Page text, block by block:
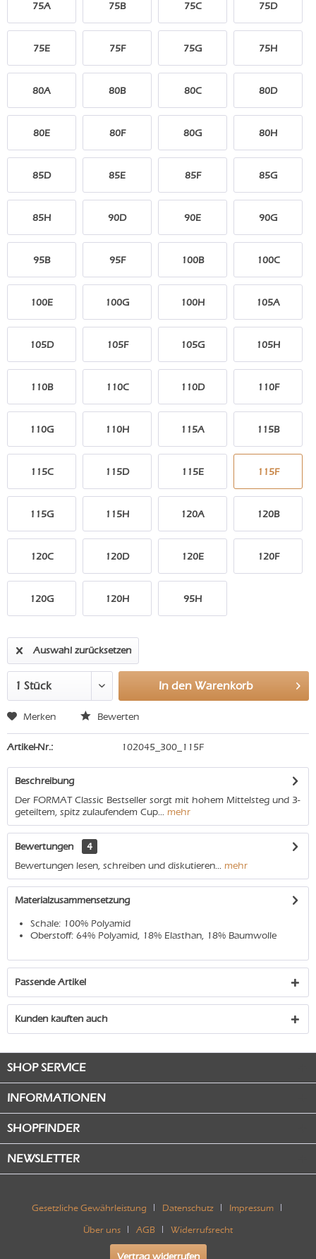
75A 75B 75C 75D
75E 75F 75G 75H
80A 80B 80C 80D
80E 80F 80G 80H
85D 85E 85F 85G
85H 90D 90E 90G
95B 95F 100B 100C
100E 100G 100H 105A
105D 105F 105G 105H
110B 110C 110D 110F
110G 110H 115A 115B
115C 115D 115E 115F
115G 115H 120A 120B
120C 120D 120E 120F
120G 120H 95H
Auswahl zurücksetzen
In den Warenkorb
Merken Bewerten
Artikel-Nr.: 102045_300_115F
Beschreibung
Der FORMAT Classic Bestseller sorgt mit hohem Mittelsteg und 3-
geteiltem, spitz zulaufendem Cup... mehr
Bewertungen
4
Bewertungen lesen, schreiben und diskutieren... mehr
Materialzusammensetzung
Schale: 100% Polyamid
Oberstoff: 64% Polyamid, 18% Elasthan, 18% Baumwolle
Passende Artikel
Kunden kauften auch
SHOP SERVICE
INFORMATIONEN
SHOPFINDER
NEWSLETTER
Gesetzliche Gewährleistung Datenschutz Impressum
Über uns AGB Widerrufsrecht
Vertrag widerrufen